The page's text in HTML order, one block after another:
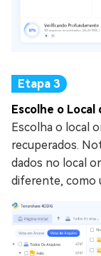
Escolhe o Local
Escolha o local
recuperados.
dados no local
diferente, como